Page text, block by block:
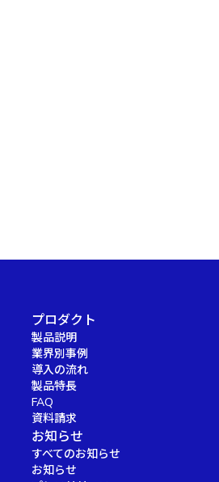
プロダクト
製品説明
業界別事例
導入の流れ
製品特長
FAQ
資料請求
お知らせ
すべてのお知らせ
お知らせ